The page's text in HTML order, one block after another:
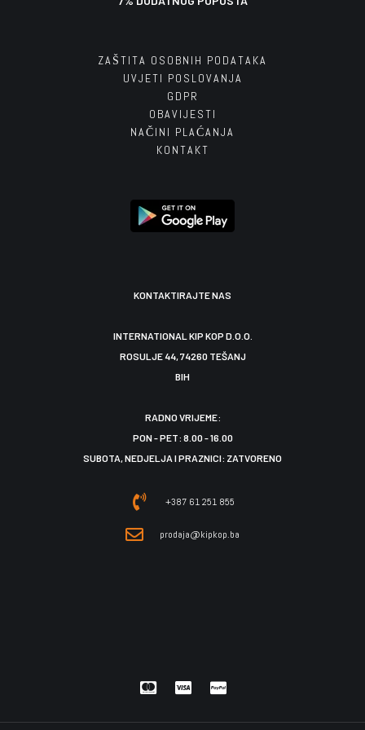
ZAŠTITA OSOBNIH PODATAKA
UVJETI POSLOVANJA
GDPR
OBAVIJESTI
NAČINI PLAĆANJA
KONTAKT
KONTAKTIRAJTE NAS
INTERNATIONAL KIP KOP D.O.O.
ROSULJE 44, 74260 TEŠANJ
BIH
RADNO VRIJEME:
PON - PET: 8.00 - 16.00
SUBOTA, NEDJELJA I PRAZNICI: ZATVORENO
+387 61 251 855
prodaja@kipkop.ba